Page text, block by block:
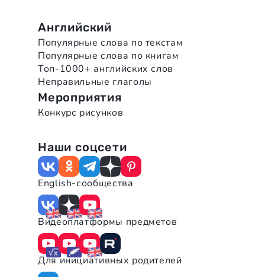
Английский
Популярные слова по текстам
Популярные слова по книгам
Топ-1000+ английских слов
Неправильные глаголы
Мероприятия
Конкурс рисунков
Наши соцсети
English-сообщества
Видеоплатформы предметов
Для инициативных родителей